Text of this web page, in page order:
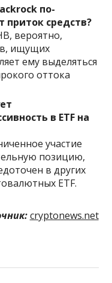
по-
приток средств?
вероятно,
ищущих
ему выделяться
оттока
в ETF на
участие
позицию,
в других
ETF.
cryptonews.net